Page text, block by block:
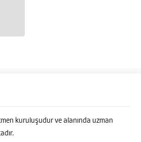
kuruluşudur ve alanında uzman